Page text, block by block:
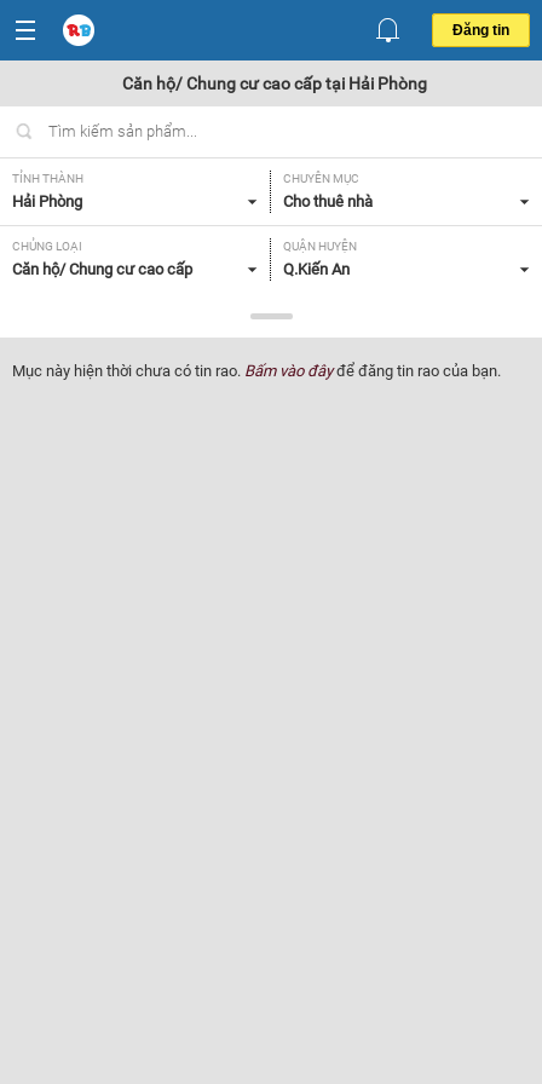
Đăng tin
Căn hộ/ Chung cư cao cấp tại Hải Phòng
TỈNH THÀNH
Hải Phòng
CHUYÊN MỤC
Cho thuê nhà
CHỦNG LOẠI
Căn hộ/ Chung cư cao cấp
QUẬN HUYỆN
Q.Kiến An
Tất cả
DIỆN TÍCH
Tất cả
SỐ PHÒNG NGỦ ĐỒ DÙNG TRONG NHÀ
Mục này hiện thời chưa có tin rao. Bấm vào đâyđể đăng tin rao của bạn.